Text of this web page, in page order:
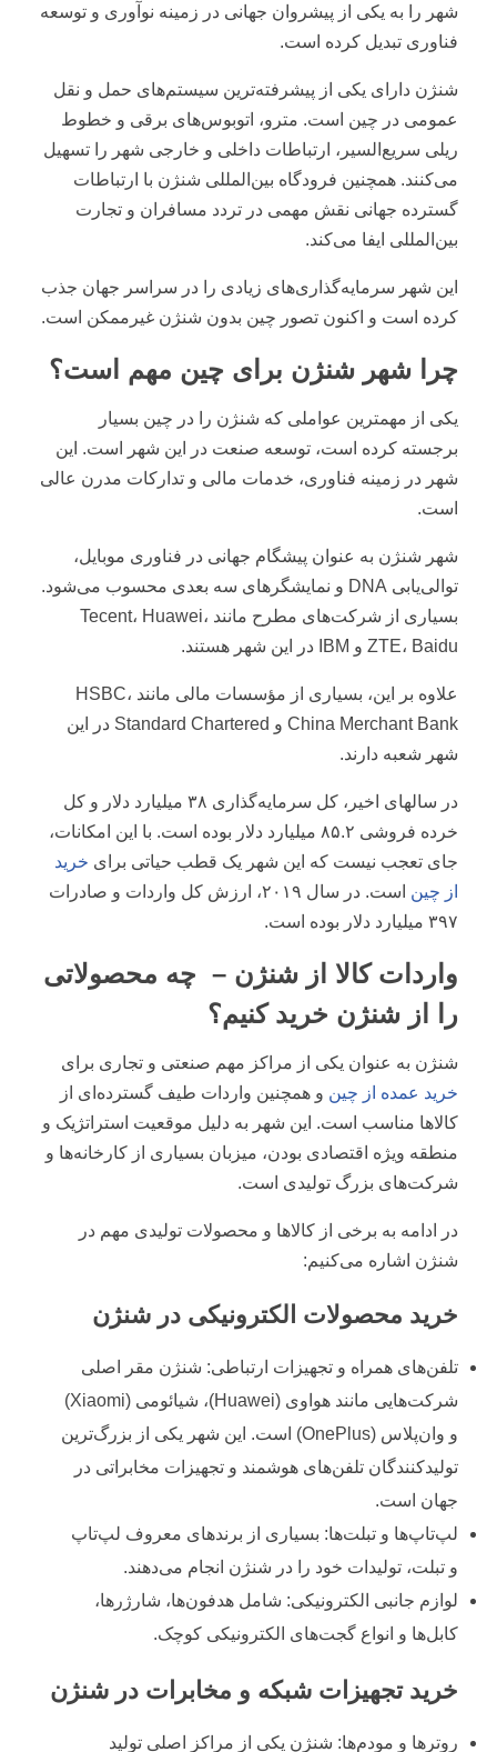
شهر را به یکی از پیشروان جهانی در زمینه نوآوری و توسعه
فناوری تبدیل کرده است.
شنژن دارای یکی از پیشرفته‌ترین سیستم‌های حمل و نقل
عمومی در چین است. مترو، اتوبوس‌های برقی و خطوط
ریلی سریع‌السیر، ارتباطات داخلی و خارجی شهر را تسهیل
می‌کنند. همچنین فرودگاه بین‌المللی شنژن با ارتباطات
گسترده جهانی نقش مهمی در تردد مسافران و تجارت
بین‌المللی ایفا می‌کند.
این شهر سرمایه‌گذاری‌های زیادی را در سراسر جهان جذب
کرده است و اکنون تصور چین بدون شنژن غیرممکن است.
چرا شهر شنژن برای چین مهم است؟
یکی از مهمترین عواملی که شنژن را در چین بسیار
برجسته کرده است، توسعه صنعت در این شهر است. این
شهر در زمینه فناوری، خدمات مالی و تدارکات مدرن عالی
است.
شهر شنژن به عنوان پیشگام جهانی در فناوری موبایل،
توالی‌یابی DNA و نمایشگر‌های سه بعدی محسوب می‌شود.
بسیاری از شرکت‌های مطرح مانند Tecent، Huawei،
ZTE، Baidu و IBM در این شهر هستند.
علاوه بر این، بسیاری از مؤسسات مالی مانند HSBC،
China Merchant Bank و Standard Chartered در این
شهر شعبه دارند.
در سالهای اخیر، کل سرمایه‌گذاری ۳۸ میلیارد دلار و کل
خرده فروشی ۸۵.۲ میلیارد دلار بوده است. با این امکانات،
جای تعجب نیست که این شهر یک قطب حیاتی برای خرید
از چین
است. در سال ۲۰۱۹، ارزش کل واردات و صادرات
۳۹۷ میلیارد دلار بوده است.
واردات کالا از شنژن – چه محصولاتی
را از شنژن خرید کنیم؟
شنژن به عنوان یکی از مراکز مهم صنعتی و تجاری برای
خرید عمده از چین و همچنین واردات طیف گسترده‌ای از
کالاها مناسب است. این شهر به دلیل موقعیت استراتژیک و
منطقه ویژه اقتصادی بودن، میزبان بسیاری از کارخانه‌ها و
شرکت‌های بزرگ تولیدی است.
در ادامه به برخی از کالاها و محصولات تولیدی مهم در
شنژن اشاره می‌کنیم:
خرید محصولات الکترونیکی در شنژن
تلفن‌های همراه و تجهیزات ارتباطی: شنژن مقر اصلی
شرکت‌هایی مانند هواوی (Huawei)، شیائومی (Xiaomi)
و وان‌پلاس (OnePlus) است. این شهر یکی از بزرگ‌ترین
تولیدکنندگان تلفن‌های هوشمند و تجهیزات مخابراتی در
جهان است.
لپ‌تاپ‌ها و تبلت‌ها: بسیاری از برندهای معروف لپ‌تاپ
و تبلت، تولیدات خود را در شنژن انجام می‌دهند.
لوازم جانبی الکترونیکی: شامل هدفون‌ها، شارژرها،
کابل‌ها و انواع گجت‌های الکترونیکی کوچک.
خرید تجهیزات شبکه و مخابرات در شنژن
روترها و مودم‌ها: شنژن یکی از مراکز اصلی تولید